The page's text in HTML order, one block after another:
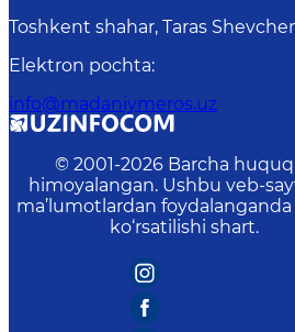
Toshkent shahar, Taras
Elektron pochta:
info@madaniymeros.uz
© 2001-2026 Barcha
himoyalangan. Ushbu veb-
ma’lumotlardan foydalanganda
ko‘rsatilishi shart.